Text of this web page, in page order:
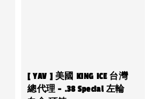
[ YAV ] 美國 KING ICE 台灣
總代理 - .38 Special 左輪